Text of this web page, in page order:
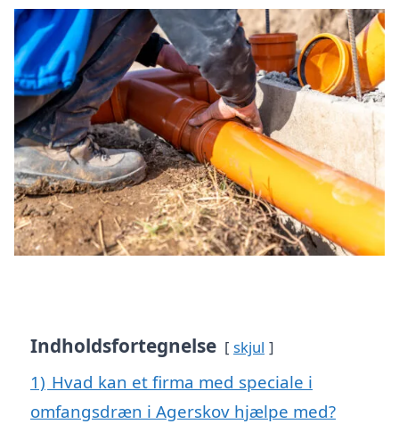
Indholdsfortegnelse skjul
1) Hvad kan et firma med speciale i
omfangsdræn i Agerskov hjælpe med?